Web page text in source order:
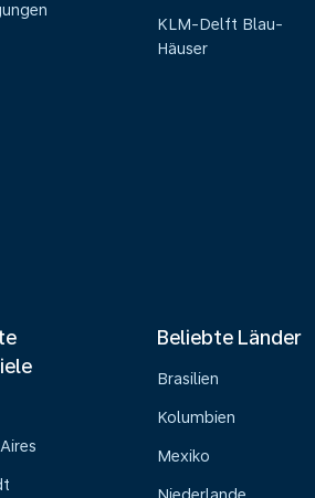
KLM-Delft Blau-
Häuser
Beliebte Länder
Brasilien
Kolumbien
Mexiko